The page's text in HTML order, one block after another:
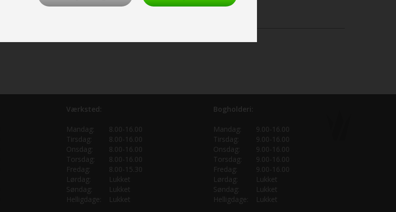
Værksted:
Mandag:
8.00-16.00
Tirsdag:
8.00-16.00
Onsdag:
8.00-16.00
Torsdag:
8.00-16.00
Fredag:
8.00-15.30
Lørdag:
Lukket
Søndag:
Lukket
Helligdage:
Lukket
Bogholderi:
Mandag:
9.00-16.00
Tirsdag:
9.00-16.00
Onsdag:
9.00-16.00
Torsdag:
9.00-16.00
Fredag:
9.00-16.00
Lørdag:
Lukket
Søndag:
Lukket
Helligdage:
Lukket